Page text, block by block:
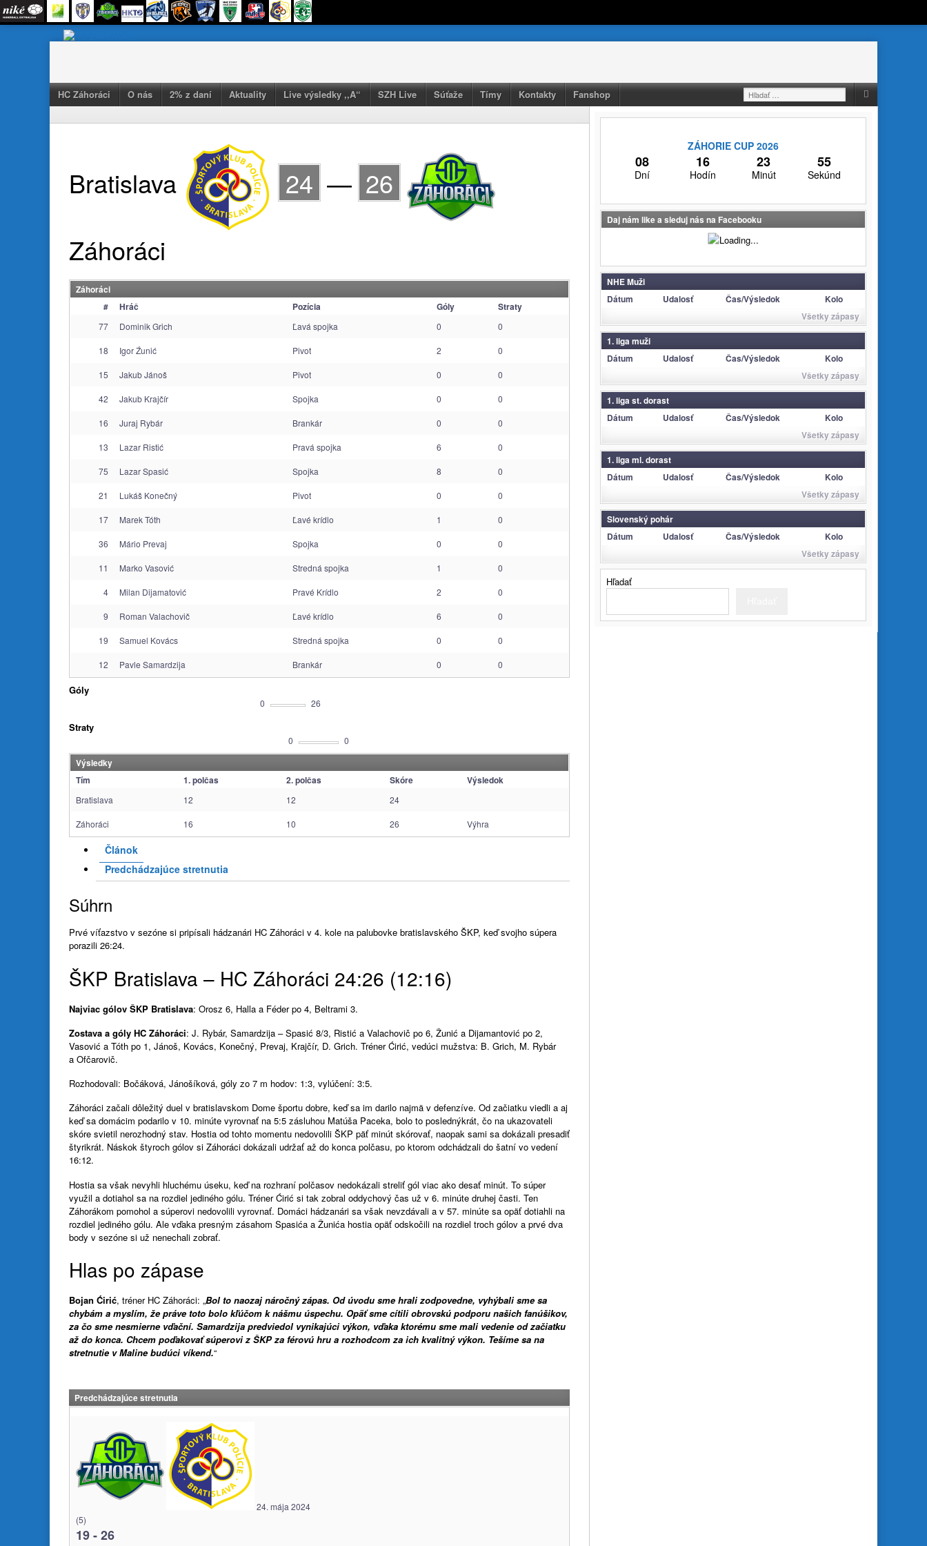
HC Záhoráci
O nás 2% z daní Aktuality Live výsledky ,,A“ SZH Live Súťaže Tímy Kontakty Fanshop Hľadať:
Bratislava 24 — 26
Záhoráci
Záhoráci
#
Hráč Pozícia Góly Straty
77 Dominik Grich Ľavá spojka 0 0
18 Igor Źunić Pivot 2 0
15 Jakub Jánoš Pivot 0 0
42 Jakub Krajčír Spojka 0 0
16 Juraj Rybár Brankár 0 0
13 Lazar Ristić Pravá spojka 6 0
75 Lazar Spasić Spojka 8 0
21 Lukáš Konečný Pivot 0 0
17 Marek Tóth Ľavé krídlo 1 0
36 Mário Prevaj Spojka 0 0
11 Marko Vasović Stredná spojka 1 0
4 Milan Dijamatović Pravé Krídlo 2 0
9 Roman Valachovič Ľavé krídlo 6 0
19 Samuel Kovács Stredná spojka 0 0
12 Pavle Samardzija Brankár 0 0
Góly
0 26
Straty
0 0
Výsledky
Tím
1. polčas 2. polčas Skóre Výsledok
Bratislava 12 12 24
Záhoráci 16 10 26 Výhra
Článok
Predchádzajúce stretnutia
Súhrn
Prvé víťazstvo v sezóne si pripísali hádzanári HC Záhoráci v 4. kole na palubovke bratislavského ŠKP, keď svojho súpera
porazili 26:24.
ŠKP Bratislava – HC Záhoráci 24:26 (12:16)
Najviac gólov ŠKP Bratislava: Orosz 6, Halla a Féder po 4, Beltrami 3.
Zostava a góly HC Záhoráci: J. Rybár, Samardzija – Spasić 8/3, Ristić a Valachovič po 6, Žunić a Dijamantović po 2,
Vasović a Tóth po 1, Jánoš, Kovács, Konečný, Prevaj, Krajčír, D. Grich. Tréner Ćirić, vedúci mužstva: B. Grich, M. Rybár
a Ofčarovič.
Rozhodovali: Bočáková, Jánošíková, góly zo 7 m hodov: 1:3, vylúčení: 3:5.
Záhoráci začali dôležitý duel v bratislavskom Dome športu dobre, keď sa im darilo najmä v defenzíve. Od začiatku viedli a aj
keď sa domácim podarilo v 10. minúte vyrovnať na 5:5 zásluhou Matúša Paceka, bolo to poslednýkrát, čo na ukazovateli
skóre svietil nerozhodný stav. Hostia od tohto momentu nedovolili ŠKP päť minút skórovať, naopak sami sa dokázali presadiť
štyrikrát. Náskok štyroch gólov si Záhoráci dokázali udržať až do konca polčasu, po ktorom odchádzali do šatní vo vedení
16:12.
Hostia sa však nevyhli hluchému úseku, keď na rozhraní polčasov nedokázali streliť gól viac ako desať minút. To súper
využil a dotiahol sa na rozdiel jediného gólu. Tréner Ćirić si tak zobral oddychový čas už v 6. minúte druhej časti. Ten
Záhorákom pomohol a súperovi nedovolili vyrovnať. Domáci hádzanári sa však nevzdávali a v 57. minúte sa opäť dotiahli na
rozdiel jediného gólu. Ale vďaka presným zásahom Spasića a Žunića hostia opäť odskočili na rozdiel troch gólov a prvé dva
body v sezóne si už nenechali zobrať.
Hlas po zápase
Bojan Ćirić, tréner HC Záhoráci: „Bol to naozaj náročný zápas. Od úvodu sme hrali zodpovedne, vyhýbali sme sa
chybám a myslím, že práve toto bolo kľúčom k nášmu úspechu. Opäť sme cítili obrovskú podporu našich fanúšikov,
za čo sme nesmierne vďační. Samardzija predviedol vynikajúci výkon, vďaka ktorému sme mali vedenie od začiatku
až do konca. Chcem poďakovať súperovi z ŠKP za férovú hru a rozhodcom za ich kvalitný výkon. Tešíme sa na
stretnutie v Maline budúci víkend.“
Predchádzajúce stretnutia
24. mája 2024
(5)
19-26
ZÁHORIE CUP 2026
08
Dní
16
Hodín
23
Minút
55
Sekúnd
Daj nám like a sleduj nás na Facebooku
NHE Muži
Dátum
Udalosť Čas/Výsledok
Kolo
Všetky zápasy
1. liga muži
Dátum
Udalosť Čas/Výsledok
Kolo
Všetky zápasy
1. liga st. dorast
Dátum
Udalosť Čas/Výsledok
Kolo
Všetky zápasy
1. liga ml. dorast
Dátum
Udalosť Čas/Výsledok
Kolo
Všetky zápasy
Slovenský pohár
Dátum
Udalosť Čas/Výsledok
Kolo
Všetky zápasy
Hľadať